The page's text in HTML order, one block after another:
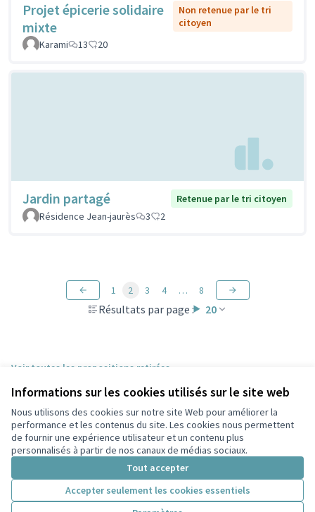
Informations sur les cookies utilisés sur le site web
Nous utilisons des cookies sur notre site Web pour améliorer la
performance et les contenus du site. Les cookies nous permettent
de fournir une expérience utilisateur et un contenu plus
personnalisés à partir de nos canaux de médias sociaux.
Tout accepter
Accepter seulement les cookies essentiels
Projet épicerie solidaire
mixte
Non retenue par le tri
citoyen
Karami
13 20
Jardin partagé
Retenue par le tri citoyen
Résidence Jean-jaurès
3 2
Résultats par page : 20
1 2 3 4 … 8
Voir toutes les propositions retirées
Conditions d'utilisation
Paramètres des cookies
Participez Villeurbanne sur X
(Lien externe)
Participez Villeurbanne sur Facebook
Participez Villeurbanne sur Instagram
Participez Villeurbanne sur YouTube
(Lien externe)
Licence
(Lien